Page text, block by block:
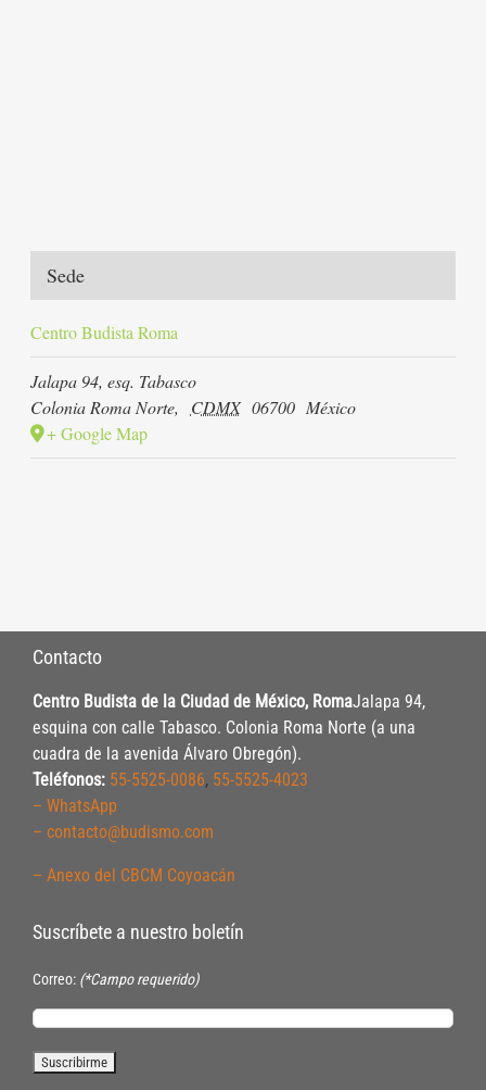
Sede
Centro Budista Roma
Jalapa 94, esq. Tabasco
Colonia Roma Norte, CDMX 06700 México
+ Google Map
Contacto
Centro Budista de la Ciudad de México, RomaJalapa 94,
esquina con calle Tabasco. Colonia Roma Norte (a una
cuadra de la avenida Álvaro Obregón).
Teléfonos: 55-5525-0086, 55-5525-4023
– WhatsApp
– contacto@budismo.com
– Anexo del CBCM Coyoacán
Suscríbete a nuestro boletín
Correo: (*Campo requerido)